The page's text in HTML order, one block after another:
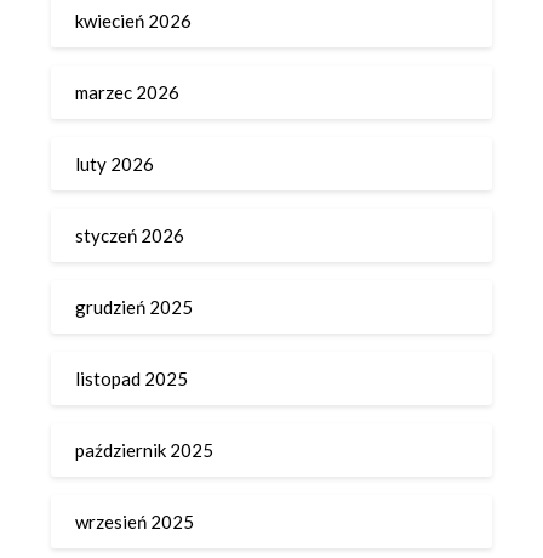
kwiecień 2026
marzec 2026
luty 2026
styczeń 2026
grudzień 2025
listopad 2025
październik 2025
wrzesień 2025